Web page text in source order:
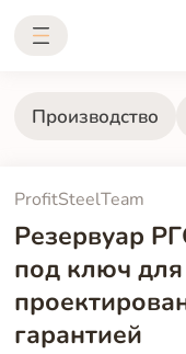
Производство
ProfitSteelTeam
Резервуар
под ключ
гарантией